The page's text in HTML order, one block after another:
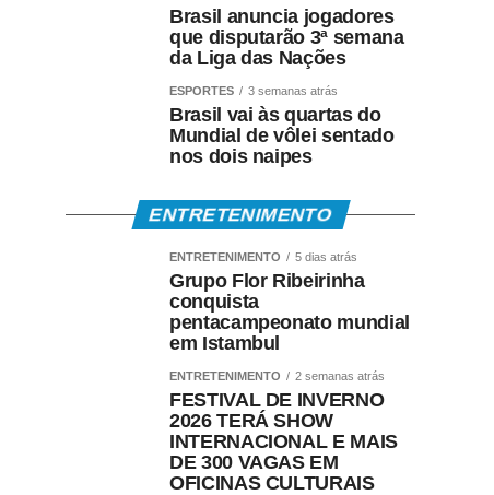
Brasil anuncia jogadores
que disputarão 3ª semana
da Liga das Nações
ESPORTES 3 semanas atrás
Brasil vai às quartas do
Mundial de vôlei sentado
nos dois naipes
ENTRETENIMENTO
ENTRETENIMENTO 5 dias atrás
Grupo Flor Ribeirinha
conquista
pentacampeonato mundial
em Istambul
ENTRETENIMENTO 2 semanas atrás
FESTIVAL DE INVERNO
2026 TERÁ SHOW
INTERNACIONAL E MAIS
DE 300 VAGAS EM
OFICINAS CULTURAIS